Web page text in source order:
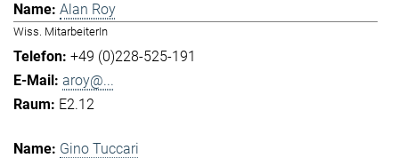
Alan Roy
Wiss. MitarbeiterIn
+49 (0)228-525-191
aroy@...
E2.12
Gino Tuccari